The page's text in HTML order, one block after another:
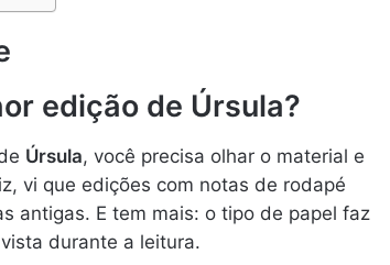
edição de Úrsula?
Úrsula, você precisa olhar o material e
vi que edições com notas de rodapé
antigas. E tem mais: o tipo de papel faz
durante a leitura.